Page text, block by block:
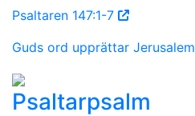
Psaltaren 147:1-7
Guds ord upprättar Jerusalem
Psaltarpsalm